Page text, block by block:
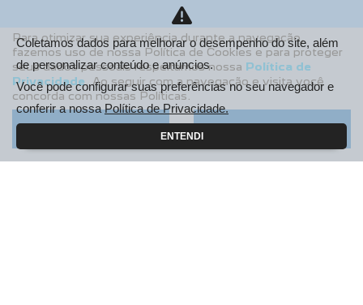
Sobre Nós
Fale Conosco
Agende um Emotion Drive
Trabalhe Conosco
Política de Privacidade
Para otimizar sua experiência durante a navegação,
fazemos uso de nossa Política de Cookies e para proteger
seus dados pessoais respeitamos nossa Política de
Privacidade . Ao seguir com a navegação e visita você
concorda com nossas Políticas.
Aceitar Recusar
Coletamos dados para melhorar o desempenho do site, além
de personalizar conteúdo e anúncios.
Você pode configurar suas preferências no seu navegador e
conferir a nossaPolítica de Privacidade.
ENTENDI